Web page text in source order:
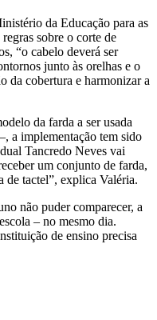
da Educação para as
sobre o corte de
“o cabelo deverá ser
junto às orelhas e o
da cobertura e harmonizar a
da farda a ser usada
a implementação tem sido
Tancredo Neves vai
um conjunto de farda,
de tactel”, explica Valéria.
não puder comparecer, a
– no mesmo dia.
de ensino precisa